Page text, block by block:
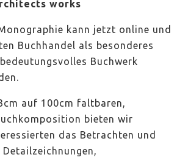
works
kann jetzt online und
Buchhandel als besonderes
Buchwerk
auf 100cm faltbaren,
bieten wir
das Betrachten und